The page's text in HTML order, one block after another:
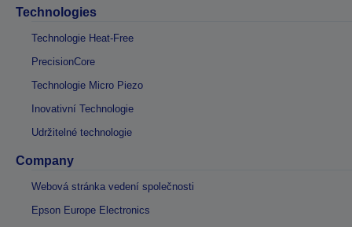
Technologies
Technologie Heat-Free
PrecisionCore
Technologie Micro Piezo
Inovativní Technologie
Udržitelné technologie
Company
Webová stránka vedení společnosti
Epson Europe Electronics